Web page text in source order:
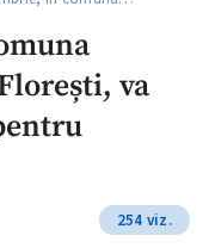
Special
va
254 viz.